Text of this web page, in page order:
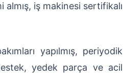
iş makinesi sertifikalı
yapılmış, periyodik
yedek parça ve acil